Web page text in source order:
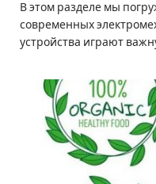
В этом разделе мы
современных
устройства играют